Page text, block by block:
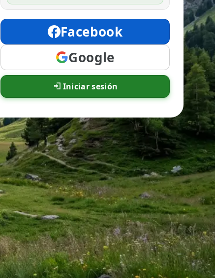
Facebook
Google
Iniciar sesión